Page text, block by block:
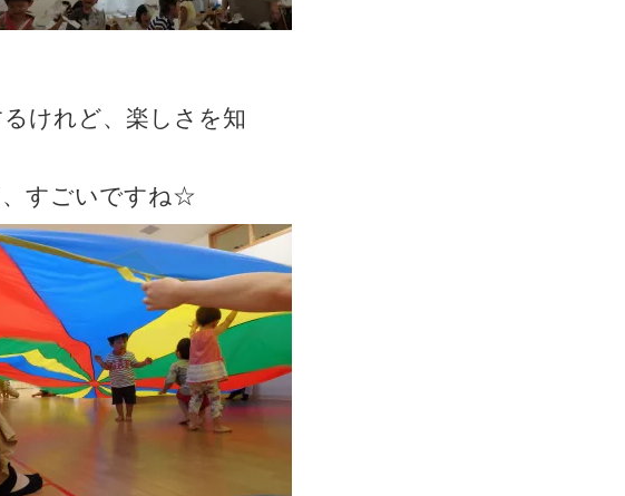
けれど、楽しさを知
すごいですね☆